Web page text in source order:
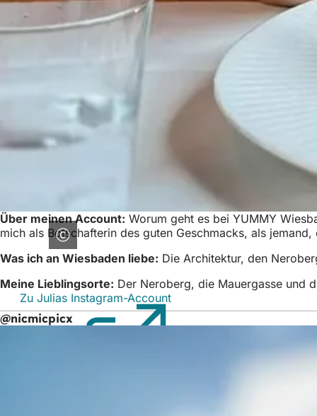
Über meinen Account: Worum geht es bei YUMMY
mich als Botschafterin des guten Geschmacks, als
Was ich an Wiesbaden liebe: Die Architektur, den
Meine Lieblingsorte: Der Neroberg, die Mauergasse und
Zu Julias Instagram-Account
in
einem
@nicmicpicx